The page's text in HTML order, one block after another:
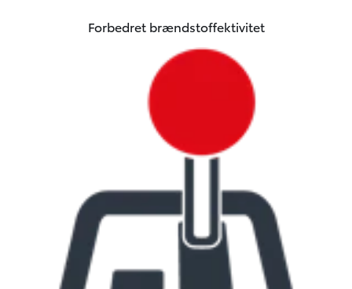
Forbedret brændstoffektivitet